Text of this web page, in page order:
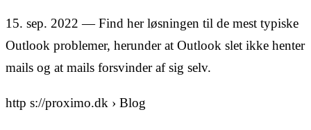
15. sep. 2022 — Find her løsningen til de mest typiske
Outlook problemer, herunder at Outlook slet ikke henter
mails og at mails forsvinder af sig selv.
http s://proximo.dk › Blog